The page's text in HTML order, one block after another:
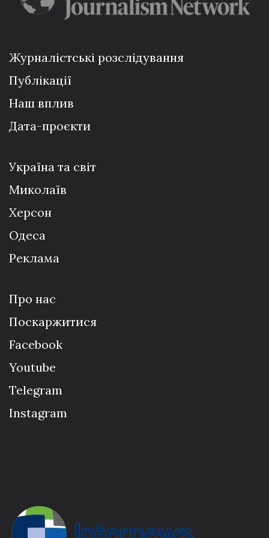
Журналістські розслідування
Публікації
Наш вплив
Дата-проєкти
Україна та світ
Миколаїв
Херсон
Одеса
Реклама
Про нас
Поскаржитися
Facebook
Youtube
Telegram
Instagram